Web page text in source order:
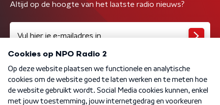
Altijd op de hoogte van het laatste radio nieuws?
Algemene voorwaarden